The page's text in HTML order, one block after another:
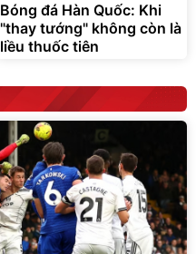
Bóng đá Hàn Quốc: Khi
"thay tướng" không còn là
liều thuốc tiên